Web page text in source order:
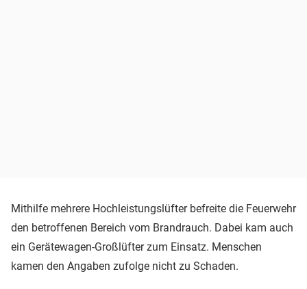
Mithilfe mehrere Hochleistungslüfter befreite die Feuerwehr
den betroffenen Bereich vom Brandrauch. Dabei kam auch
ein Gerätewagen-Großlüfter zum Einsatz. Menschen
kamen den Angaben zufolge nicht zu Schaden.